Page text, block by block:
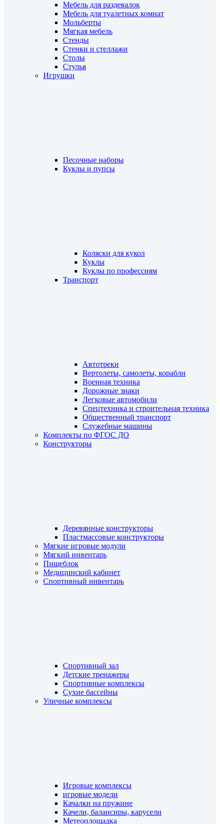
Мебель для раздевалок
Мебель для туалетных комнат
Мольберты
Мягкая мебель
Стенды
Стенки и стеллажи
Столы
Стулья
Игрушки
Песочные наборы
Куклы и пупсы
Коляски для кукол
Куклы
Куклы по профессиям
Транспорт
Автотреки
Вертолеты, самолеты, корабли
Военная техника
Дорожные знаки
Легковые автомобили
Спецтехника и строительная техника
Общественный транспорт
Служебные машины
Комплекты по ФГОС ДО
Конструкторы
Деревянные конструкторы
Пластмассовые конструкторы
Мягкие игровые модули
Мягкий инвентарь
Пищеблок
Медицинский кабинет
Спортивный инвентарь
Спортивный зал
Детские тренажеры
Спортивные комплексы
Сухие бассейны
Уличные комплексы
Игровые комплексы
игровые модели
Качалки на пружине
Качели, балансиры, карусели
Метеоплощадка